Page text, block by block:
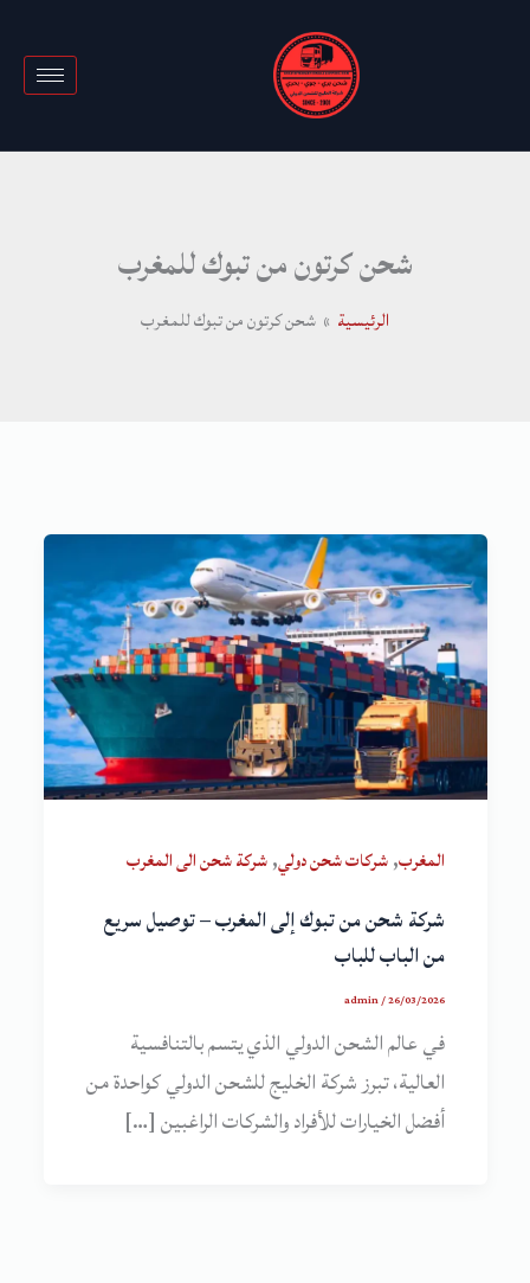
شحن كرتون من تبوك للمغرب
الرئيسية شحن كرتون من تبوك للمغرب
المغرب,شركات شحن دولي,شركة شحن الى المغرب
شركة شحن من تبوك إلى المغرب – توصيل سريع
من الباب للباب
admin/26/03/2026
في عالم الشحن الدولي الذي يتسم بالتنافسية
العالية، تبرز شركة الخليج للشحن الدولي كواحدة من
أفضل الخيارات للأفراد والشركات الراغبين […]